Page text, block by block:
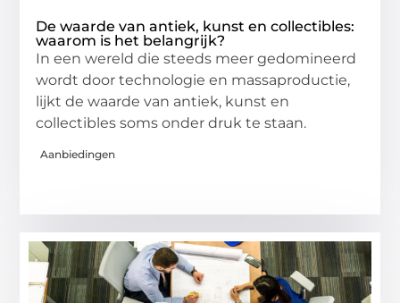
De waarde van antiek, kunst en collectibles:
waarom is het belangrijk?
In een wereld die steeds meer gedomineerd
wordt door technologie en massaproductie,
lijkt de waarde van antiek, kunst en
collectibles soms onder druk te staan.
Aanbiedingen